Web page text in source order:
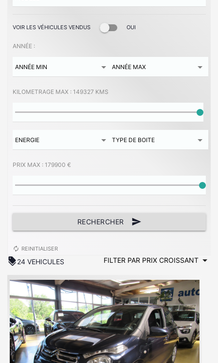
VOIR LES VÉHICULES VENDUS OUI
ANNÉE :
KILOMETRAGE MAX : 149327 KMS
PRIX MAX : 179900 €
RECHERCHER send
autorenew REINITIALISER
discount24 VEHICULES